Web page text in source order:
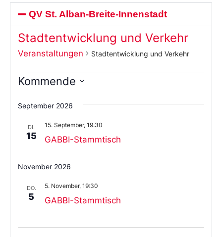
QV St. Alban-Breite-Innenstadt
Stadtentwicklung und Verkehr
Veranstaltungen Stadtentwicklung und Verkehr
Kommende
Sie
das
aus.
September 2026
DI.
15 GABBI-Stammtisch
15. September, 19:30
November 2026
DO.
5 GABBI-Stammtisch
5. November, 19:30